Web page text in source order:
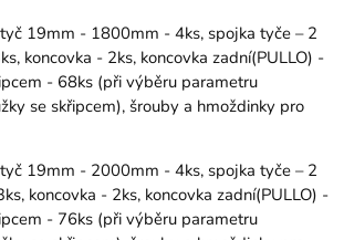
19mm - 1800mm - 4ks, spojka tyče – 2
koncovka - 2ks, koncovka zadní(PULLO) -
- 68ks (při výběru parametru
se skřipcem), šrouby a hmoždinky pro
19mm - 2000mm - 4ks, spojka tyče – 2
koncovka - 2ks, koncovka zadní(PULLO) -
- 76ks (při výběru parametru